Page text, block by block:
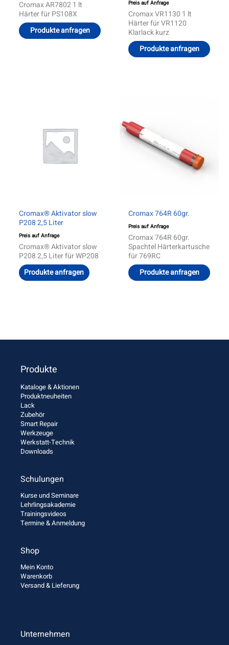
Cromax AR7802 1 lt
Härter für PS108X
Produkte anfragen
Preis auf Anfrage
Cromax VR1130 1 lt
Härter für VR1120
Klarlack kurz
Produkte anfragen
Cromax® Aktivator slow
P208 2,5 Liter
Preis auf Anfrage
Cromax® Aktivator slow
P208 2,5 Liter für WP208
Produkte anfragen
Cromax 764R 60gr.
Preis auf Anfrage
Cromax 764R 60gr.
Spachtel Härterkartusche
für 769RC
Produkte anfragen
Produkte
Kataloge & Aktionen
Produktneuheiten
Lack
Zubehör
Smart Repair
Werkzeuge
Werkstatt-Technik
Downloads
Schulungen
Kurse und Seminare
Lehrlingsakademie
Trainingsvideos
Termine & Anmeldung
Shop
Mein Konto
Warenkorb
Versand & Lieferung
Unternehmen